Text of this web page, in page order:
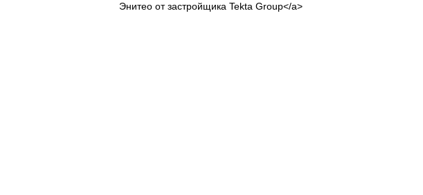
Энитео от застройщика Tekta Group</a>